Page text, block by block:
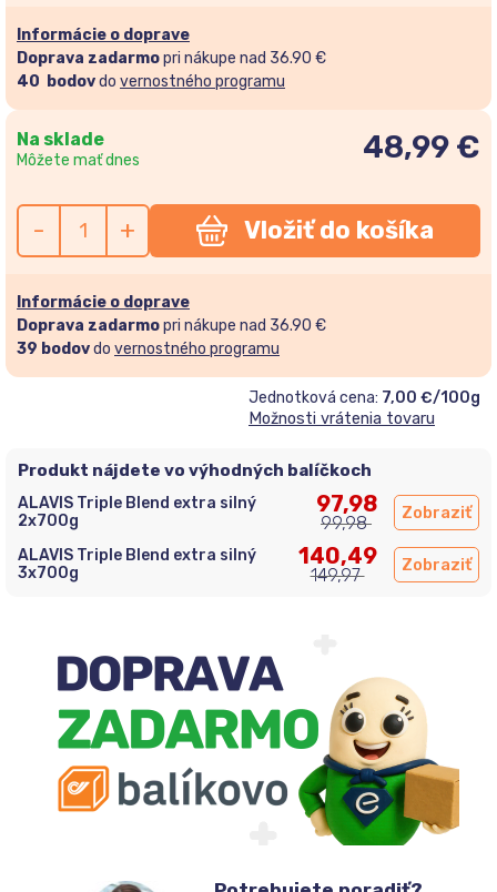
Informácie o doprave
Doprava zadarmopri nákupe nad 36.90 €
40 bodovdo vernostného programu
Na sklade
Môžete mať dnes 48,99 €
- + Vložiť do košíka
Informácie o doprave
Doprava zadarmopri nákupe nad 36.90 €
39 bodovdo vernostného programu
Jednotková cena: 7,00 €/100g
Možnosti vrátenia tovaru
Produkt nájdete vo výhodných balíčkoch
ALAVIS Triple Blend extra silný
2x700g
99,98
97,98 Zobraziť
ALAVIS Triple Blend extra silný
3x700g
149,97
140,49 Zobraziť